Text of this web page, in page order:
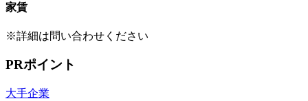
家賃
※詳細は問い合わせください
PRポイント
大手企業